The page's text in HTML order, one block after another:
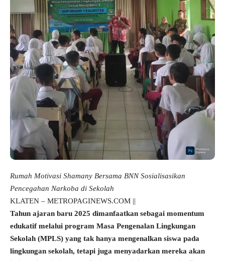
Rumah Motivasi Shamany Bersama BNN Sosialisasikan
Pencegahan Narkoba di Sekolah
KLATEN – METROPAGINEWS.COM ||
Tahun ajaran baru 2025 dimanfaatkan sebagai momentum
edukatif melalui program Masa Pengenalan Lingkungan
Sekolah (MPLS) yang tak hanya mengenalkan siswa pada
lingkungan sekolah, tetapi juga menyadarkan mereka akan